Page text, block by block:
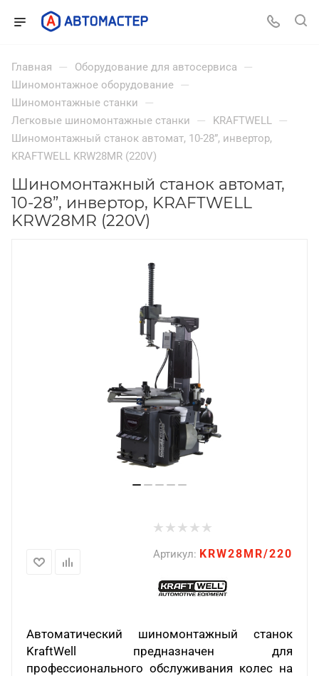
Главная — Оборудование для автосервиса —
Шиномонтажное оборудование —
Шиномонтажные станки —
Легковые шиномонтажные станки — KRAFTWELL —
Шиномонтажный станок автомат, 10-28”, инвертор,
KRAFTWELL KRW28MR (220V)
Шиномонтажный станок автомат,
10-28”, инвертор, KRAFTWELL
KRW28MR (220V)
Артикул: KRW28MR/220
Автоматический шиномонтажный станок
KraftWell
предназначен для
профессионального обслуживания колес на